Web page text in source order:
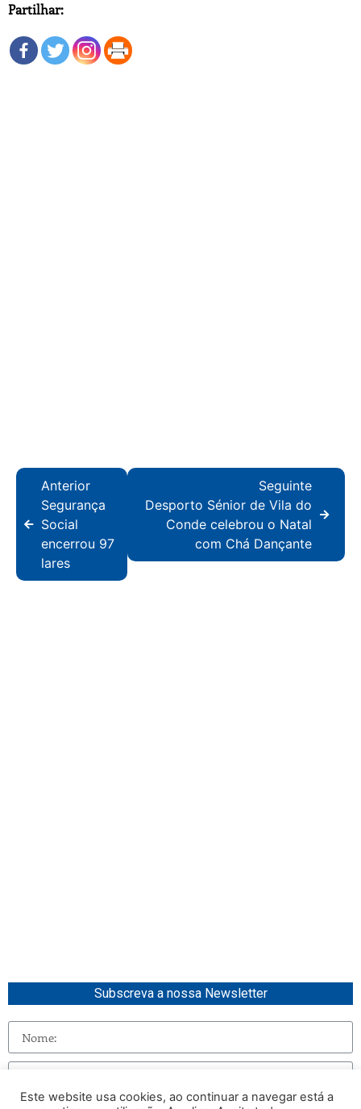
Partilhar:
Anterior
Segurança
Social
encerrou 97
lares
Seguinte
Desporto Sénior de Vila do
Conde celebrou o Natal
com Chá Dançante
Subscreva a nossa Newsletter
Este website usa cookies, ao continuar a navegar está a